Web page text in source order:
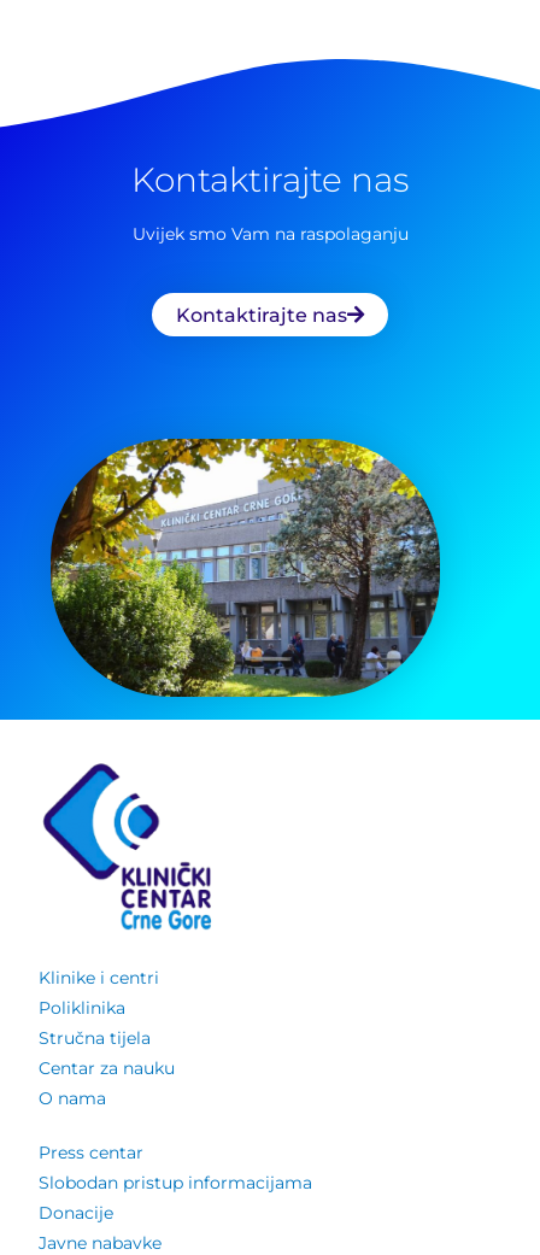
Kontaktirajte nas
Uvijek smo Vam na raspolaganju
Kontaktirajte nas
Klinike i centri
Poliklinika
Stručna tijela
Centar za nauku
O nama
Press centar
Slobodan pristup informacijama
Donacije
Javne nabavke